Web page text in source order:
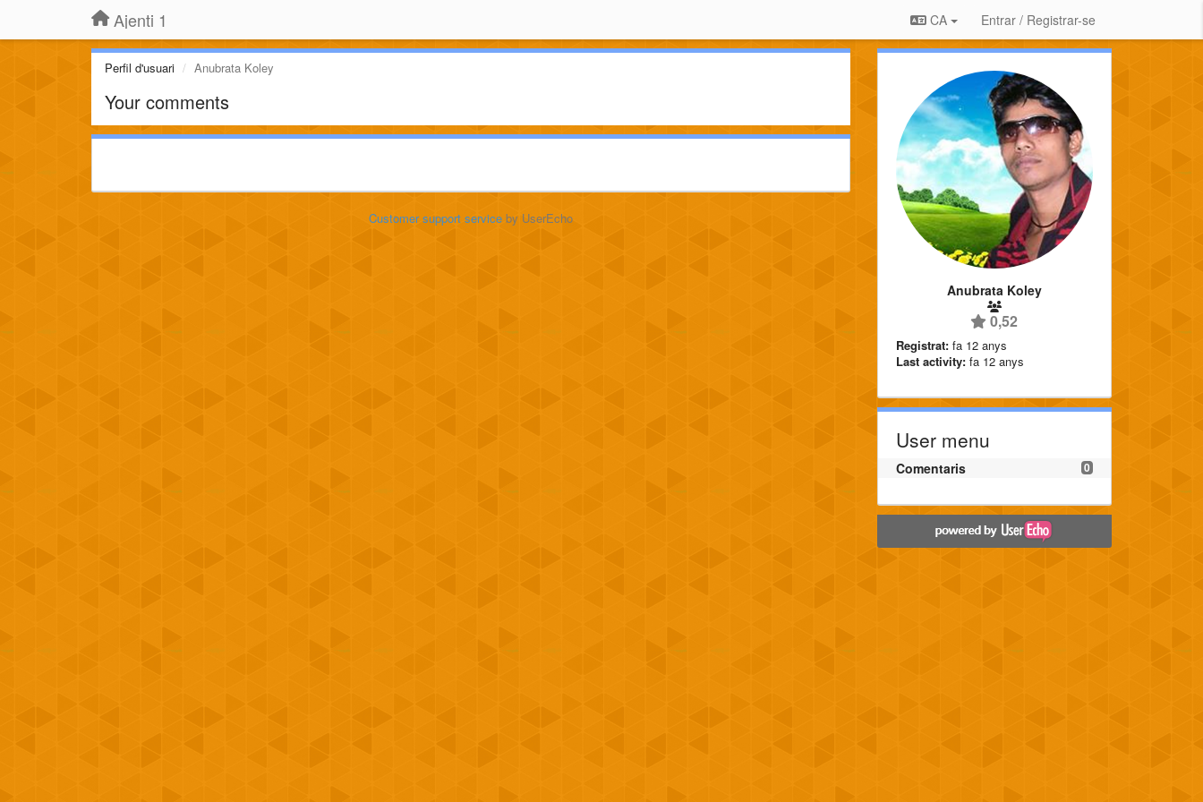
Ajenti 1 CA Entrar / Registrar-se
Perfil d'usuari Anubrata Koley
Your comments
Customer support serviceby UserEcho
Anubrata Koley
0,52
Registrat: fa 12 anys
Last activity: fa 12 anys
User menu
0
Comentaris